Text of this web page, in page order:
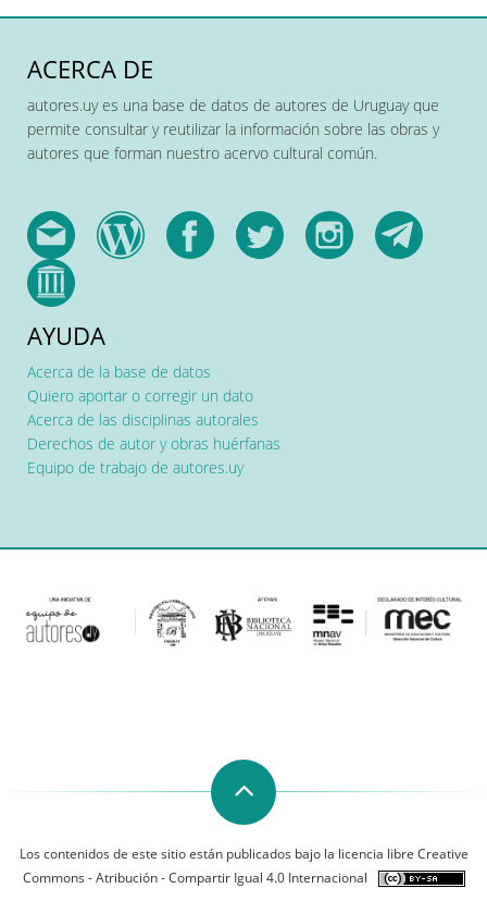
ACERCA DE
autores.uy es una base de datos de autores de Uruguay que
permite consultar y reutilizar la información sobre las obras y
autores que forman nuestro acervo cultural común.
AYUDA
Acerca de la base de datos
Quiero aportar o corregir un dato
Acerca de las disciplinas autorales
Derechos de autor y obras huérfanas
Equipo de trabajo de autores.uy
Los contenidos de este sitio están publicados bajo la licencia libre Creative
Commons - Atribución - Compartir Igual 4.0 Internacional